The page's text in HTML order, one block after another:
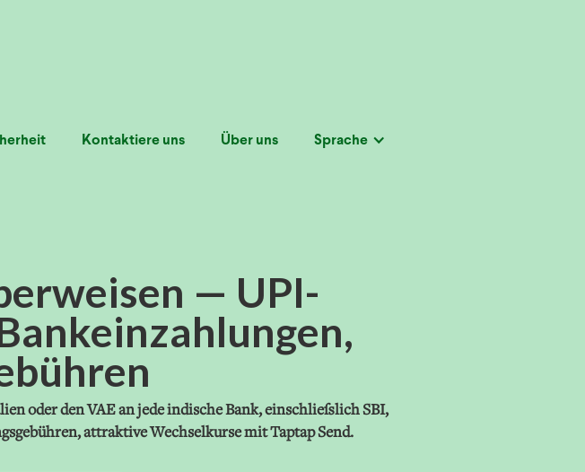
Kontaktiere uns Über uns Sprache
— UPI-
oder den VAE an jede indische Bank, einschließlich SBI,
attraktive Wechselkurse mit Taptap Send.